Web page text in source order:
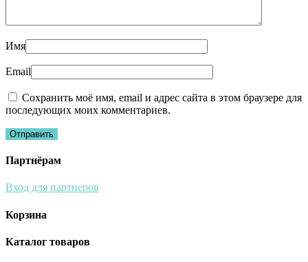
Имя
Email
Сохранить моё имя, email и адрес сайта в этом браузере для
последующих моих комментариев.
Партнёрам
Вход для партнеров
Корзина
Каталог товаров